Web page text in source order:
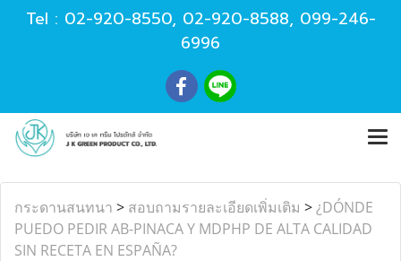
Tel : 02-920-8550, 02-920-8588, 099-246-
6996
กระดานสนทนา > สอบถามรายละเอียดเพิ่มเติม >¿DÓNDE
PUEDO PEDIR AB-PINACA Y MDPHP DE ALTA CALIDAD
SIN RECETA EN ESPAÑA?